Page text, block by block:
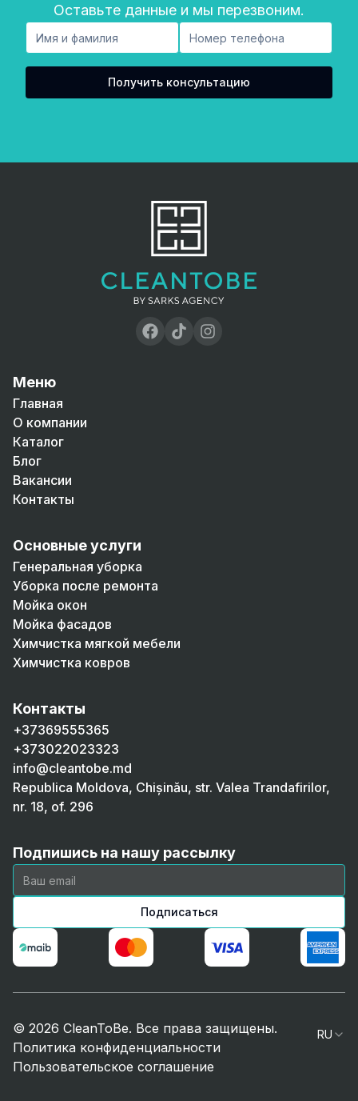
Оставьте данные и мы перезвоним.
Получить консультацию
Меню
Главная
О компании
Каталог
Блог
Вакансии
Контакты
Основные услуги
Генеральная уборка
Уборка после ремонта
Мойка окон
Мойка фасадов
Химчистка мягкой мебели
Химчистка ковров
Контакты
+37369555365
+373022023323
info@cleantobe.md
Republica Moldova, Chișinău, str. Valea Trandafirilor,
nr. 18, of. 296
Подпишись на нашу рассылку
Подписаться
© 2026 CleanToBe. Все права защищены.
Политика конфиденциальности
Пользовательское соглашение
RU